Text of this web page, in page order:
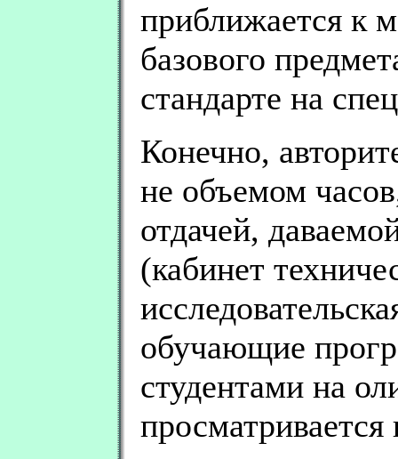
приближается к
базового
стандарте на
Конечно,
не объемом
отдачей,
(кабинет
обучающие
студентами на